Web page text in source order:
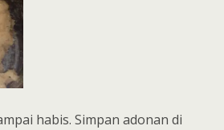
habis. Simpan adonan di